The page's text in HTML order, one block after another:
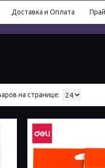
Доставка и Оплата